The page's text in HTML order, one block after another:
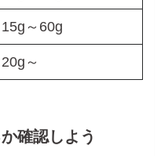
15g～60g
20g～
確認しよう